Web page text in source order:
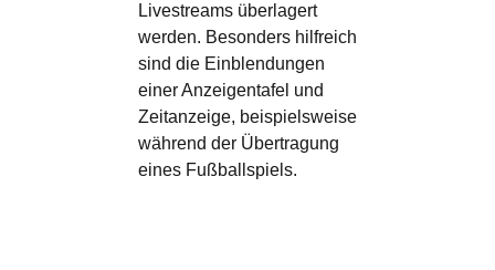
Livestreams überlagert
werden. Besonders hilfreich
sind die Einblendungen
einer Anzeigentafel und
Zeitanzeige, beispielsweise
während der Übertragung
eines Fußballspiels.